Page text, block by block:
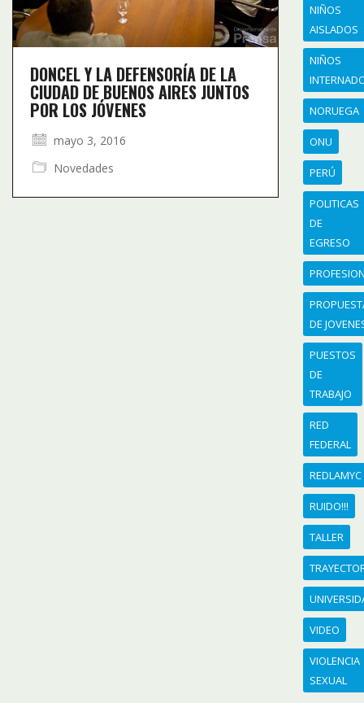
DONCEL Y LA DEFENSORÍA DE LA
CIUDAD DE BUENOS AIRES JUNTOS
POR LOS JÓVENES
mayo 3, 2016
Novedades
NIÑOS
AISLADOS
NIÑOS
NORUEGA
ONU
PERÚ
POLITICAS
DE
EGRESO
DE
PUESTOS
DE
TRABAJO
RED
FEDERAL
REDLAMYC
RUIDO!!!
TALLER
VIDEO
VIOLENCIA
SEXUAL